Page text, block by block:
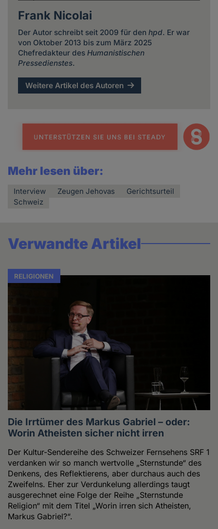
Frank Nicolai
Der Autor schreibt seit 2009 für den hpd. Er war
von Oktober 2013 bis zum März 2025
Chefredakteur des Humanistischen
Pressedienstes.
Weitere Artikel des Autoren
Mehr lesen über:
Interview Zeugen Jehovas
Gerichtsurteil
Schweiz
Verwandte Artikel
RELIGIONEN
Die Irrtümer des Markus Gabriel – oder:
Worin Atheisten sicher nicht irren
Der Kultur-Sendereihe des Schweizer Fernsehens SRF 1
verdanken wir so manch wertvolle „Sternstunde“ des
Denkens, des Reflektierens, aber durchaus auch des
Zweifelns. Eher zur Verdunkelung allerdings taugt
ausgerechnet eine Folge der Reihe „Sternstunde
Religion“ mit dem Titel „Worin irren sich Atheisten,
Markus Gabriel?“.